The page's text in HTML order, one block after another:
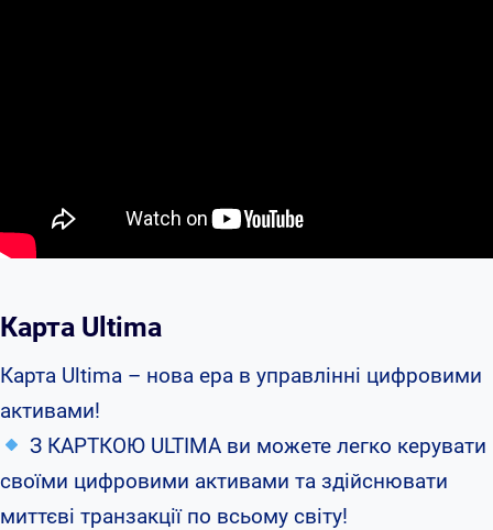
Карта Ultima
Карта Ultima – нова ера в управлінні цифровими
активами!
З КАРТКОЮ ULTIMA ви можете легко керувати
своїми цифровими активами та здійснювати
миттєві транзакції по всьому світу!